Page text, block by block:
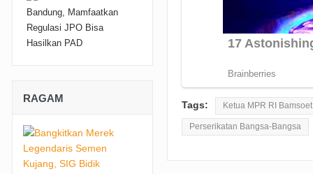
Tags: Ketua MPR RI Bamsoet
Perserikatan Bangsa-Bangsa
RAGAM